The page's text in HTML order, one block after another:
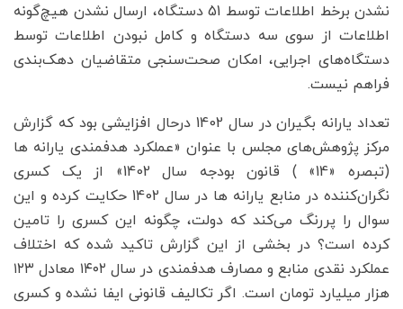
نشدن برخط اطلاعات توسط 51 دستگاه، ارسال نشدن هیچ‌گونه
اطلاعات از سوی سه دستگاه و کامل نبودن اطلاعات توسط
دستگاه‌های اجرایی، امکان صحت‌‌سنجی متقاضیان دهک‌بندی
فراهم نیست.
تعداد یارانه بگیران در سال 1402 درحال افزایشی بود که گزارش
مرکز پژوهش‌های مجلس با عنوان «عملکرد هدفمندی یارانه ها
(تبصره «14» ) قانون بودجه سال 1402» از یک کسری
نگران‌کننده در منابع یارانه ها در سال 1402 حکایت کرده و این
سوال را پررنگ می‌کند که دولت، چگونه این کسری را تامین
کرده است؟ در بخشی از این گزارش تاکید شده که اختلاف
عملکرد نقدی منابع و مصارف هدفمندی در سال ۱۴۰۲ معادل ۱۲۳
هزار میلیارد تومان است. اگر تکالیف قانونی ایفا نشده و کسری